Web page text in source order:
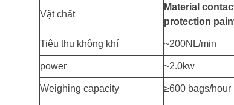
Vật chất
Material
protection
Tiêu thụ không khí ~200NL/min
power ~2.0kw
Weighing capacity ≥600 bags/hour